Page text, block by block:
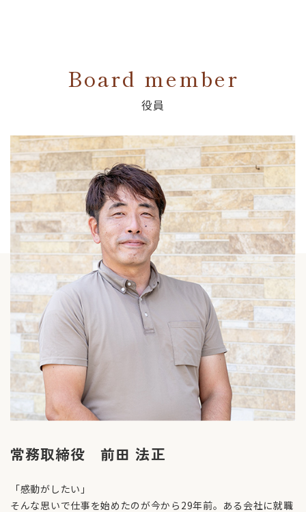
Board member
役員
常務取締役 前田 法正
「感動がしたい」
そんな思いで仕事を始めたのが今から29年前。ある会社に就職